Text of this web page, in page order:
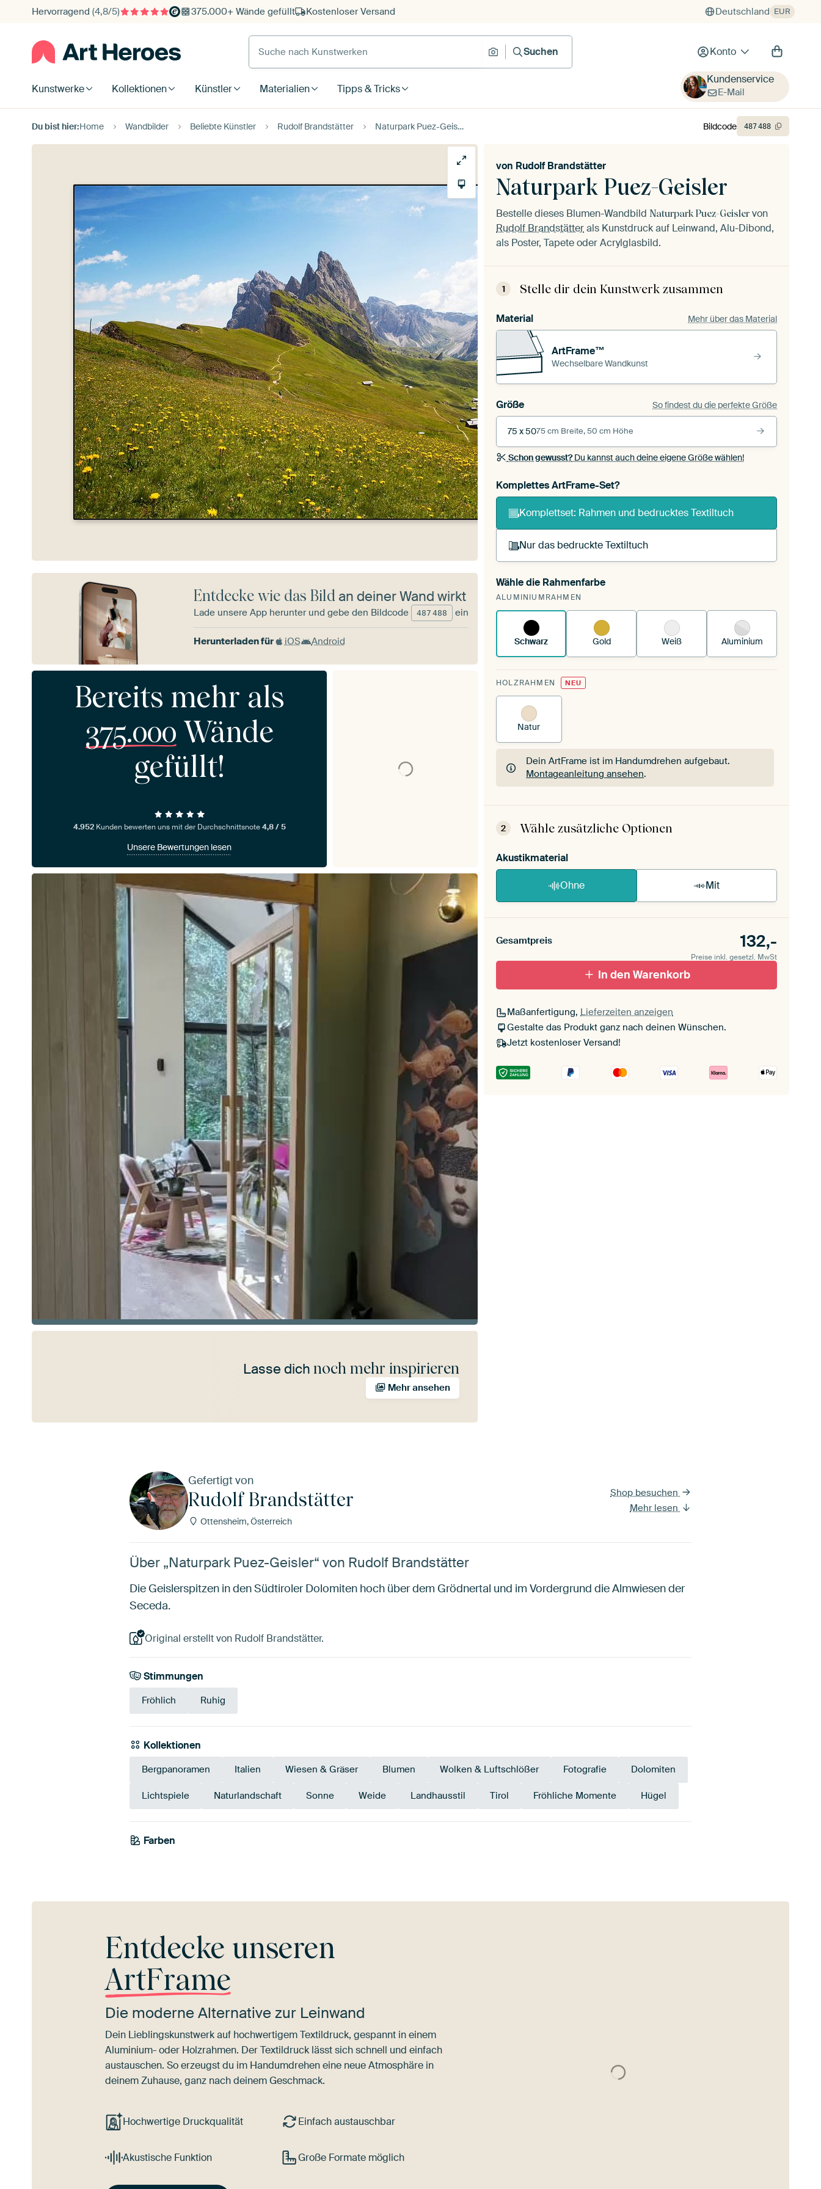
Hervorragend (4,8/5) 375.000+ Wände gefüllt Kostenloser Versand Deutschland EUR
Suche nach Kunstwerken
Suche nach Bild
Suchen Konto
Kunstwerke Kollektionen Künstler Materialien Tipps & Tricks
Kundenservice
E-Mail
Du bist hier:Home Wandbilder Beliebte Künstler Rudolf Brandstätter Naturpark Puez-Geisler
Naturpark Puez-Geisler
von Rudolf Brandstätter
Bestelle dieses Blumen-Wandbild Naturpark Puez-Geisler von
Rudolf Brandstätterals Kunstdruck auf Leinwand, Alu-Dibond,
als Poster, Tapete oder Acrylglasbild.
1 Stelle dir dein Kunstwerk zusammen
Material Mehr über das Material
ArtFrame™
Wechselbare Wandkunst
Größe So findest du die perfekte Größe
75 x 5075 cm Breite, 50 cm Höhe
Schon gewusst?Du kannst auch deine eigene Größe wählen!
Komplettes ArtFrame-Set?
Komplettset: Rahmen und bedrucktes Textiltuch
Nur das bedruckte Textiltuch
Du spannst einen wechselbaren Textiltuch in deinen
vorhandenen ArtFrame™.
Wähle die Rahmenfarbe
ALUMINIUMRAHMEN
Schwarz Gold Weiß Aluminium
HOLZRAHMEN NEU
Natur
Dein ArtFrame ist im Handumdrehen aufgebaut.
Montageanleitung ansehen.
Dein ArtFrame ist im Handumdrehen aufgebaut.
2 Wähle zusätzliche Optionen
Akustikmaterial
Ohne Mit
Gesamtpreis 132,-
Preise inkl. gesetzl. MwSt
In den Warenkorb
Maßanfertigung, Lieferzeiten anzeigen
Gestalte das Produkt ganz nach deinen Wünschen.
Jetzt kostenloser Versand!
Bildcode 487488
Entdecke wie das Bildan deiner Wand wirkt
Lade unsere App herunter und gebe den Bildcode 487 488 ein
Herunterladen für iOS Android
Bereits mehr als
375.000 Wände
gefüllt!
4.952Kunden bewerten uns mit der Durchschnittsnote4,8 / 5
Unsere Bewertungen lesen
Lasse dich noch mehr inspirieren
Mehr ansehen
Gefertigt von
Rudolf Brandstätter
Ottensheim, Österreich
Shop besuchen
Mehr lesen
Über „Naturpark Puez-Geisler“ von Rudolf Brandstätter
Die Geislerspitzen in den Südtiroler Dolomiten hoch über dem Grödnertal und im Vordergrund die Almwiesen der
Seceda.
Original erstellt von Rudolf Brandstätter.
Stimmungen
Fröhlich Ruhig
Kollektionen
Bergpanoramen Italien Wiesen & Gräser Blumen Wolken & Luftschlößer Fotografie Dolomiten
Lichtspiele Naturlandschaft Sonne Weide Landhausstil Tirol Fröhliche Momente Hügel
Farben
Olivgrün
Entdecke unseren
ArtFrame
Die moderne Alternative zur Leinwand
Dein Lieblingskunstwerk auf hochwertigem Textildruck, gespannt in einem
Aluminium- oder Holzrahmen. Der Textildruck lässt sich schnell und einfach
austauschen. So erzeugst du im Handumdrehen eine neue Atmosphäre in
deinem Zuhause, ganz nach deinem Geschmack.
Hochwertige Druckqualität Einfach austauschbar
Akustische Funktion Große Formate möglich